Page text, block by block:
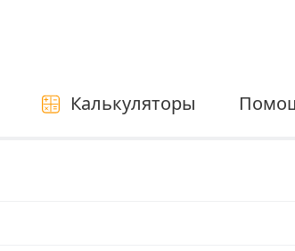
Калькуляторы